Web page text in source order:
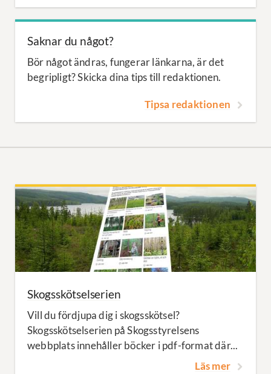
Saknar du något?
Bör något ändras, fungerar länkarna, är det
begripligt? Skicka dina tips till redaktionen.
Tipsa redaktionen
Skogsskötselserien
Vill du fördjupa dig i skogsskötsel?
Skogsskötselserien på Skogsstyrelsens
webbplats innehåller böcker i pdf-format där...
Läs mer